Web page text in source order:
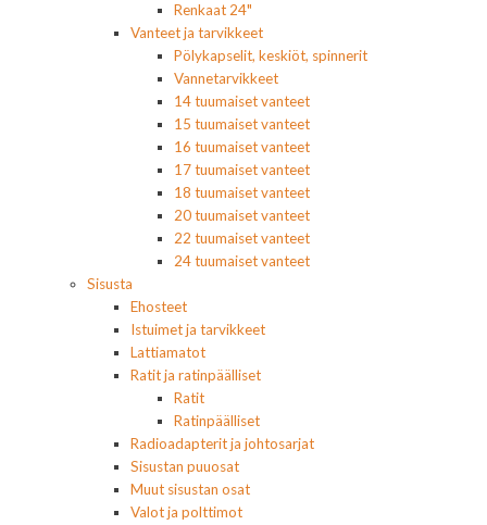
Renkaat 24"
Vanteet ja tarvikkeet
Pölykapselit, keskiöt, spinnerit
Vannetarvikkeet
14 tuumaiset vanteet
15 tuumaiset vanteet
16 tuumaiset vanteet
17 tuumaiset vanteet
18 tuumaiset vanteet
20 tuumaiset vanteet
22 tuumaiset vanteet
24 tuumaiset vanteet
Sisusta
Ehosteet
Istuimet ja tarvikkeet
Lattiamatot
Ratit ja ratinpäälliset
Ratit
Ratinpäälliset
Radioadapterit ja johtosarjat
Sisustan puuosat
Muut sisustan osat
Valot ja polttimot